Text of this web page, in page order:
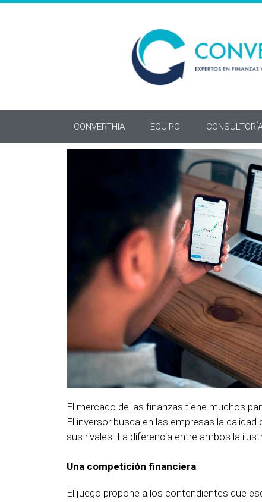
CONVERTHIA EQUIPO
El mercado de las finanzas tiene muchos
El inversor busca en las empresas la
sus rivales. La diferencia entre ambos la
Una competición financiera
El juego propone a los contendientes que